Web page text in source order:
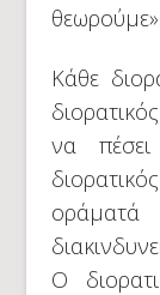
θεωρούμε».
Κάθε
να
Ο